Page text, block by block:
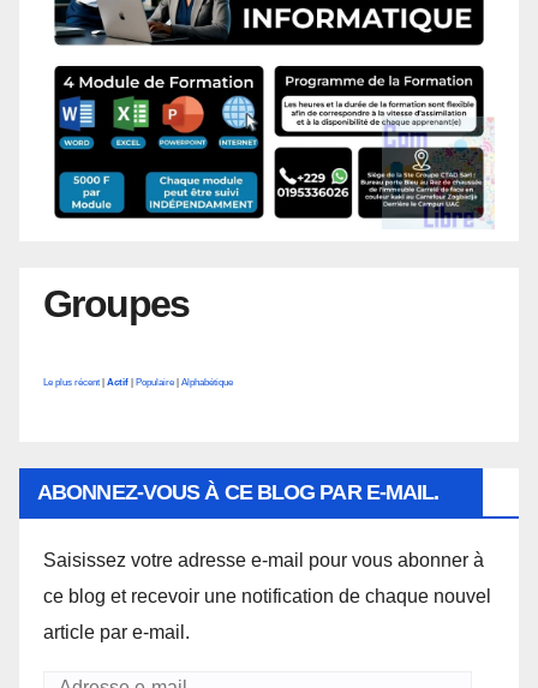
Groupes
Le plus récent Actif Populaire Alphabétique
ABONNEZ-VOUS À CE BLOG PAR E-MAIL.
Saisissez votre adresse e-mail pour vous abonner à
ce blog et recevoir une notification de chaque nouvel
article par e-mail.